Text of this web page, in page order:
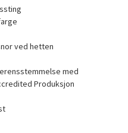
ved hetten
med
Produksjon